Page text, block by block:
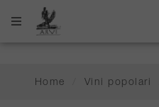
Home Vini popolari